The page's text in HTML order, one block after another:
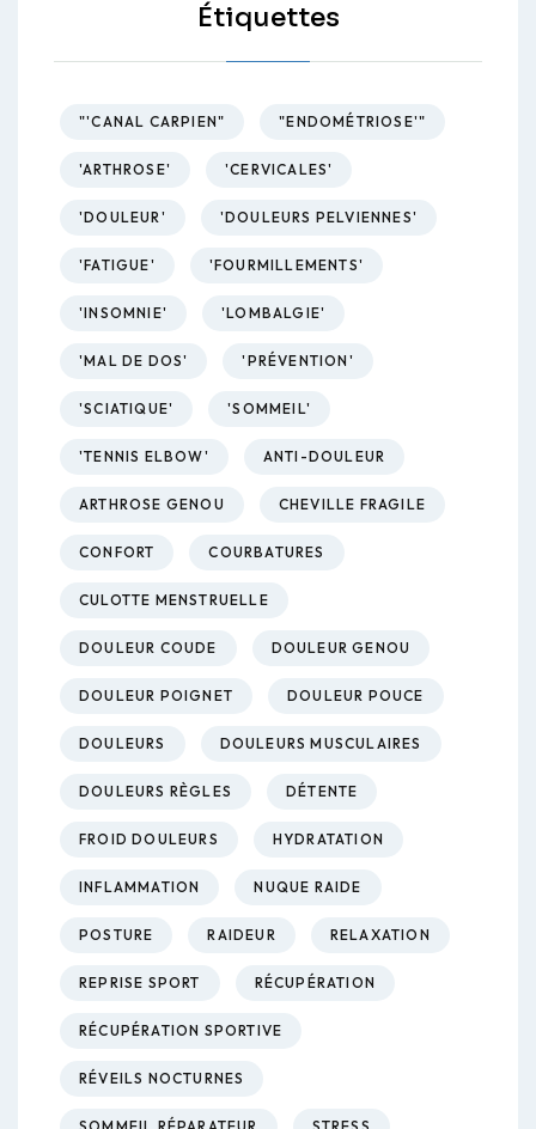
Étiquettes
"'CANAL CARPIEN" "ENDOMÉTRIOSE'"
'ARTHROSE' 'CERVICALES'
'DOULEUR' 'DOULEURS PELVIENNES'
'FATIGUE' 'FOURMILLEMENTS'
'INSOMNIE' 'LOMBALGIE'
'MAL DE DOS' 'PRÉVENTION'
'SCIATIQUE' 'SOMMEIL'
'TENNIS ELBOW' ANTI-DOULEUR
ARTHROSE GENOU CHEVILLE FRAGILE
CONFORT COURBATURES
CULOTTE MENSTRUELLE
DOULEUR COUDE DOULEUR GENOU
DOULEUR POIGNET DOULEUR POUCE
DOULEURS DOULEURS MUSCULAIRES
DOULEURS RÈGLES DÉTENTE
FROID DOULEURS HYDRATATION
INFLAMMATION NUQUE RAIDE
POSTURE RAIDEUR RELAXATION
REPRISE SPORT RÉCUPÉRATION
RÉCUPÉRATION SPORTIVE
RÉVEILS NOCTURNES